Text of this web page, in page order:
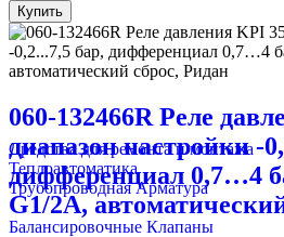
Средства для ремонта и монтажа
Теплоавтоматика
Трубопроводная Арматура
Балансировочные Клапаны
Купить
060-132466R Реле
диапазон настройки -
дифференциал 0,7…4
G1/2А,